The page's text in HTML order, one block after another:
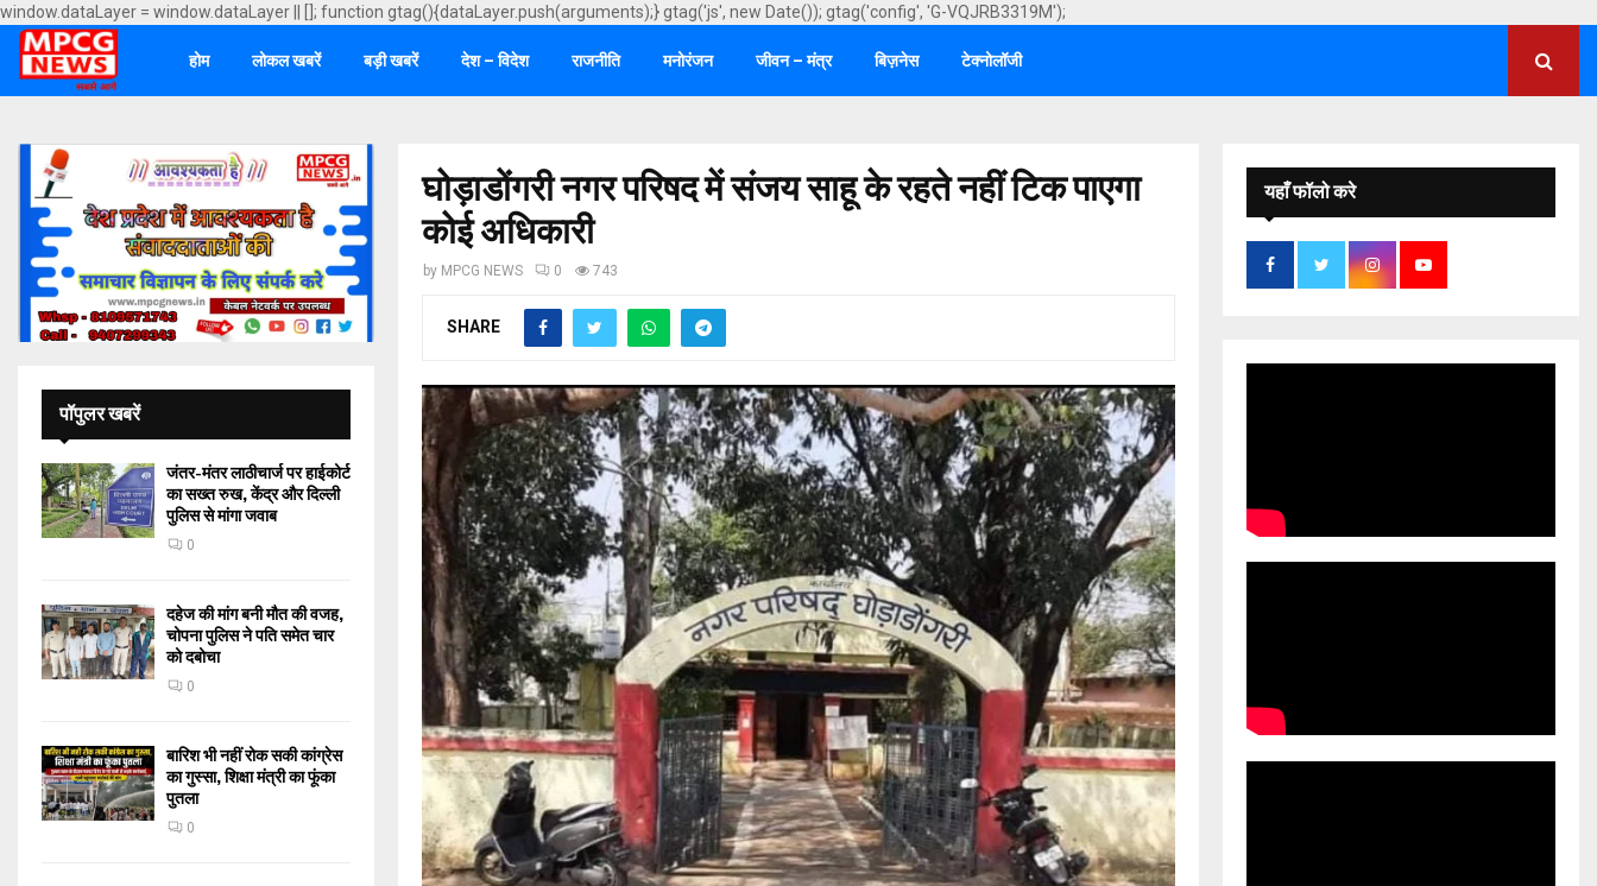
window.dataLayer = window.dataLayer || []; function gtag(){dataLayer.push(arguments);} gtag('js', new Date()); gtag('config', 'G-VQJRB3319M');
होम लोकल खबरें बड़ी खबरें देश – विदेश राजनीति मनोरंजन जीवन – मंत्र बिज़नेस टेक्नोलॉजी
घोड़ाडोंगरी नगर परिषद में संजय साहू के रहते नहीं टिक पाएगा
कोई अधिकारी
by MPCG NEWS 0 743
SHARE
पॉपुलर खबरें
जंतर-मंतर लाठीचार्ज पर हाईकोर्ट
का सख्त रुख, केंद्र और दिल्ली
पुलिस से मांगा जवाब
0
दहेज की मांग बनी मौत की वजह,
चोपना पुलिस ने पति समेत चार
को दबोचा
0
बारिश भी नहीं रोक सकी कांग्रेस
का गुस्सा, शिक्षा मंत्री का फूंका
पुतला
0
यहाँ फॉलो करे